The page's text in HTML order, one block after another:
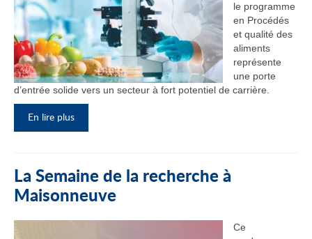
le programme
en Procédés
et qualité des
aliments
représente
une porte
d’entrée solide vers un secteur à fort potentiel de carrière.
En lire plus
La Semaine de la recherche à
Maisonneuve
Ce